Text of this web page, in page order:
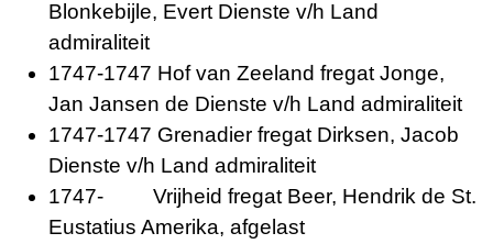
Blonkebijle, Evert Dienste v/h Land
admiraliteit
1747-1747 Hof van Zeeland fregat Jonge,
Jan Jansen de Dienste v/h Land admiraliteit
1747-1747 Grenadier fregat Dirksen, Jacob
Dienste v/h Land admiraliteit
1747- Vrijheid fregat Beer, Hendrik de St.
Eustatius Amerika, afgelast